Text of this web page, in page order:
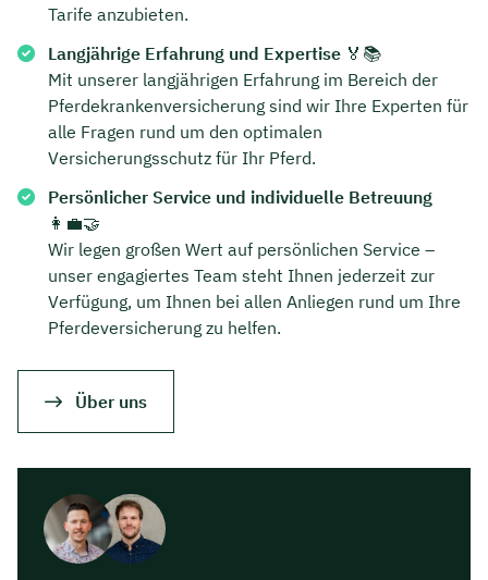
Tarife anzubieten.
Langjährige Erfahrung und Expertise 🏅📚
Mit unserer langjährigen Erfahrung im Bereich der
Pferdekrankenversicherung sind wir Ihre Experten für
alle Fragen rund um den optimalen
Versicherungsschutz für Ihr Pferd.
Persönlicher Service und individuelle Betreuung
👩‍💼🤝
Wir legen großen Wert auf persönlichen Service –
unser engagiertes Team steht Ihnen jederzeit zur
Verfügung, um Ihnen bei allen Anliegen rund um Ihre
Pferdeversicherung zu helfen.
Über uns